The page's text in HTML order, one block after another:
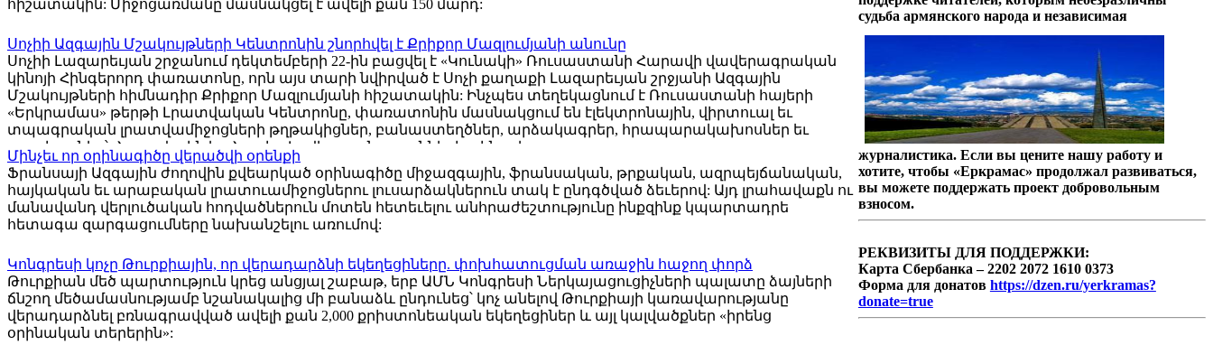
հիշատակին: Միջոցառմանը մասնակցել է ավելի քան 150 մարդ:
Սոչիի Ազգային Մշակույթների Կենտրոնին շնորհվել է Քրիքոր Մազլումյանի անունը
Սոչիի Լազարեւյան շրջանում դեկտեմբերի 22-ին բացվել է «Կունակի» Ռուսաստանի Հարավի վավերագրական
կինոյի Հինգերորդ փառատոնը, որն այս տարի նվիրված է Սոչի քաղաքի Լազարեւյան շրջյանի Ազգային
Մշակույթների հիմնադիր Քրիքոր Մազլումյանի հիշատակին: Ինչպես տեղեկացնում է Ռուսաստանի հայերի
«Երկրամաս» թերթի Լրատվական Կենտրոնը, փառատոնին մասնակցում են էլեկտրոնային, վիրտուալ եւ
տպագրական լրատվամիջոցների թղթակիցներ, բանաստեղծներ, արձակագրեր, հրապարակախոսներ եւ
արտիստներ՝ Հարավային եւ Հյուսիս-Կովկասյան շրջաններից, ինչպես ...
Մինչեւ որ օրինագիծը վերածվի օրենքի
Ֆրանսայի Ազգային ժողովին քվեարկած օրինագիծը միջազգային, ֆրանսական, թրքական, ազրպեյճանական,
հայկական եւ արաբական լրատուամիջոցներու լուսարձակներուն տակ է ընդգծված ձեւերով: Այդ լրահավաքն ու
մանավանդ վերլուծական հոդվածներուն մոտեն հետեւելու անհրաժեշտությունը ինքզինք կպարտադրե
հետագա զարգացումները նախանշելու առումով:
Կոնգրեսի կոչը Թուրքիային, որ վերադարձնի եկեղեցիները. փոխհատուցման առաջին հաջող փորձ
Թուրքիան մեծ պարտություն կրեց անցյալ շաբաթ, երբ ԱՄՆ Կոնգրեսի Ներկայացուցիչների պալատը ձայների
ճնշող մեծամասնությամբ նշանակալից մի բանաձև ընդունեց՝ կոչ անելով Թուրքիայի կառավարությանը
վերադարձնել բռնագրավված ավելի քան 2,000 քրիստոնեական եկեղեցիներ և այլ կալվածքներ «իրենց
օրինական տերերին»:
судьба армянского народа и независимая
журналистика. Если вы цените нашу работу и
хотите, чтобы «Еркрамас» продолжал развиваться,
вы можете поддержать проект добровольным
взносом.
РЕКВИЗИТЫ ДЛЯ ПОДДЕРЖКИ:
Карта Сбербанка – 2202 2072 1610 0373
Форма для донатов https://dzen.ru/yerkramas?
donate=true